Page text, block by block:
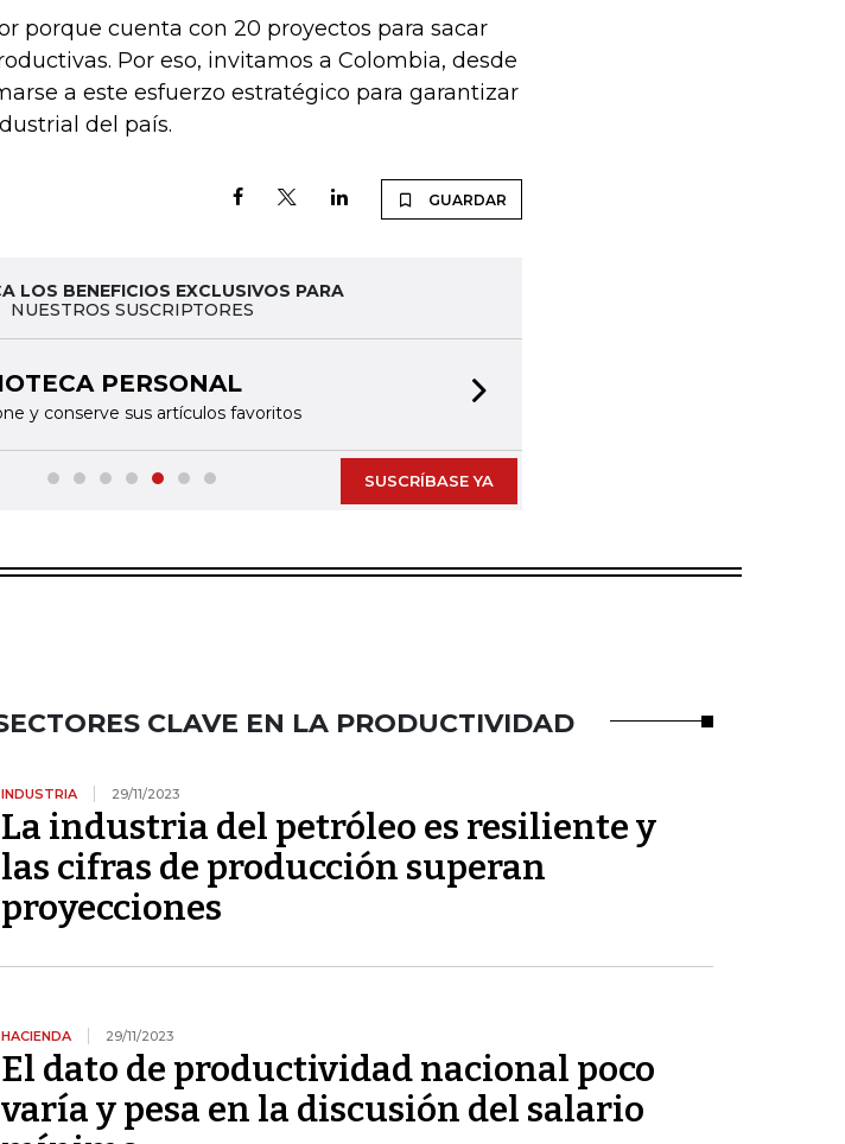
porque cuenta con 20 proyectos para sacar
Por eso, invitamos a Colombia, desde
a este esfuerzo estratégico para garantizar
del país.
GUARDAR
LOS BENEFICIOS EXCLUSIVOS PARA
NUESTROS SUSCRIPTORES
PERSONAL
y conserve sus artículos favoritos
SUSCRÍBASE YA
CLAVE EN LA PRODUCTIVIDAD
INDUSTRIA 29/11/2023
La industria del petróleo es resiliente y
las cifras de producción superan
proyecciones
HACIENDA 29/11/2023
El dato de productividad nacional poco
varía y pesa en la discusión del salario